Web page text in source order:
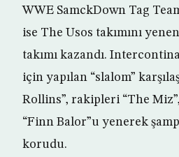
WWE SamckDown Tag
ise The Usos takımını
takımı kazandı.
için yapılan “slalom”
Rollins”, rakipleri “The Miz”,
“Finn Balor”u yenerek
korudu.